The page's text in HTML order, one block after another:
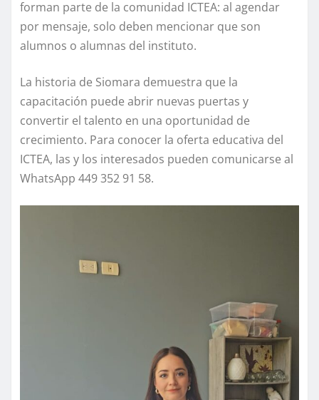
forman parte de la comunidad ICTEA: al agendar
por mensaje, solo deben mencionar que son
alumnos o alumnas del instituto.
La historia de Siomara demuestra que la
capacitación puede abrir nuevas puertas y
convertir el talento en una oportunidad de
crecimiento. Para conocer la oferta educativa del
ICTEA, las y los interesados pueden comunicarse al
WhatsApp 449 352 91 58.